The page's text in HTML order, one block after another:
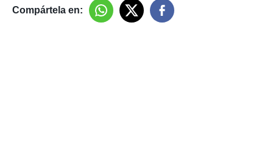
Compártela en: